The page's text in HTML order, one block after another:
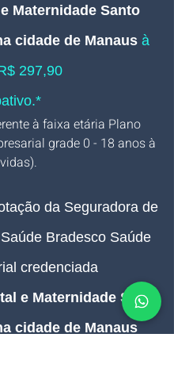
Maternidade Santo
cidade de Manaus à
297,90
à faixa etária Plano
grade 0 - 18 anos à
da Seguradora de
Bradesco Saúde
credenciada
e Maternidade Santo
cidade de Manaus